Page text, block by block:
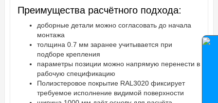
Преимущества расчётного подхода:
доборные детали можно согласовать до начала
монтажа
толщина 0.7 мм заранее учитывается при
подборе крепления
параметры позиции можно напрямую перенести в
рабочую спецификацию
Полиэстеровое покрытие RAL3020 фиксирует
требуемое исполнение видимой поверхности